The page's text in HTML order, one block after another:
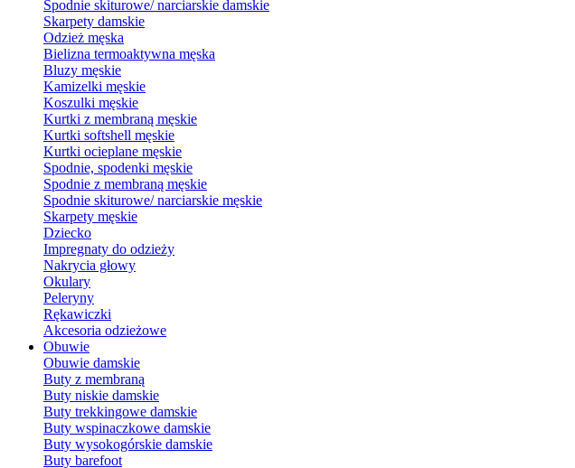
Spodnie skiturowe/ narciarskie damskie
Skarpety damskie
Odzież męska
Bielizna termoaktywna męska
Bluzy męskie
Kamizelki męskie
Koszulki męskie
Kurtki z membraną męskie
Kurtki softshell męskie
Kurtki ocieplane męskie
Spodnie, spodenki męskie
Spodnie z membraną męskie
Spodnie skiturowe/ narciarskie męskie
Skarpety męskie
Dziecko
Impregnaty do odzieży
Nakrycia głowy
Okulary
Peleryny
Rękawiczki
Akcesoria odzieżowe
Obuwie
Obuwie damskie
Buty z membraną
Buty niskie damskie
Buty trekkingowe damskie
Buty wspinaczkowe damskie
Buty wysokogórskie damskie
Buty barefoot